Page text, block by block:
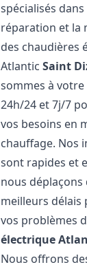
spécialisés
réparation et la
des chaudières
AtlanticSaint
sommes à
24h/24 et 7j/7
vos besoins en
chauffage. Nos
sont rapides et
nous déplaçons
meilleurs
vos problèmes
électrique
Nous offrons